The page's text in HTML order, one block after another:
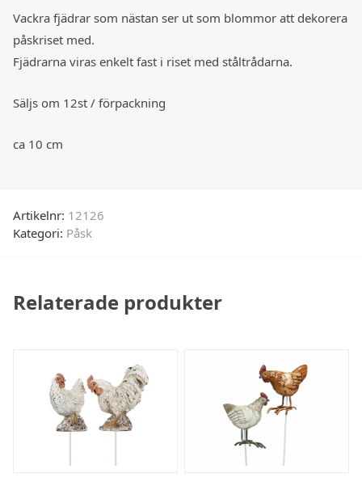
Vackra fjädrar som nästan ser ut som blommor att dekorera
påskriset med.
Fjädrarna viras enkelt fast i riset med ståltrådarna.
Säljs om 12st / förpackning
ca 10 cm
Artikelnr: 12126
Kategori: Påsk
Relaterade produkter